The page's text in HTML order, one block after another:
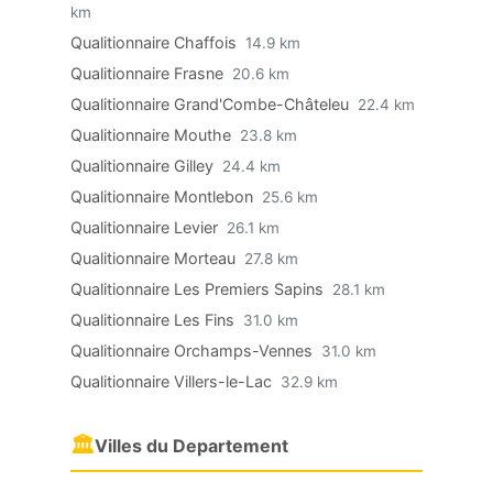
km
Qualitionnaire Chaffois 14.9 km
Qualitionnaire Frasne 20.6 km
Qualitionnaire Grand'Combe-Châteleu 22.4 km
Qualitionnaire Mouthe 23.8 km
Qualitionnaire Gilley 24.4 km
Qualitionnaire Montlebon 25.6 km
Qualitionnaire Levier 26.1 km
Qualitionnaire Morteau 27.8 km
Qualitionnaire Les Premiers Sapins 28.1 km
Qualitionnaire Les Fins 31.0 km
Qualitionnaire Orchamps-Vennes 31.0 km
Qualitionnaire Villers-le-Lac 32.9 km
🏛Villes du Departement